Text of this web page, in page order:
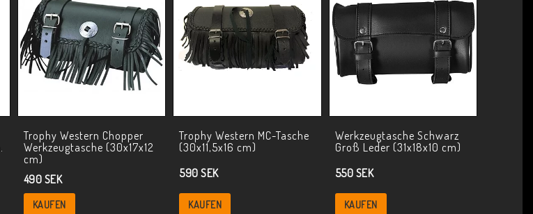
Trophy Western Chopper
Werkzeugtasche (30x17x12
cm)
490 SEK
KAUFEN
Trophy Western MC-Tasche
(30x11,5x16 cm)
590 SEK
KAUFEN
Werkzeugtasche Schwarz
Groß Leder (31x18x10 cm)
550 SEK
KAUFEN